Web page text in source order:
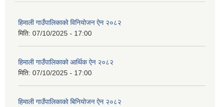
हिमाली गाउँपालिकाको विनियोजन ऐन २०८२
मिति: 07/10/2025 - 17:00
हिमाली गाउँपालिकाको आर्थिक ऐन २०८२
मिति: 07/10/2025 - 17:00
हिमाली गाउँपालिकाकाे बिनियोजन ऐन २०८२